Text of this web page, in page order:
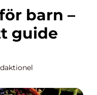
guide